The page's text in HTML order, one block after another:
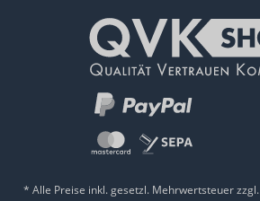
* Alle Preise inkl. gesetzl. Mehrwertsteuer zzgl.